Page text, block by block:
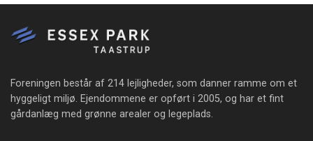
Foreningen består af 214 lejligheder, som danner ramme om et
hyggeligt miljø. Ejendommene er opført i 2005, og har et fint
gårdanlæg med grønne arealer og legeplads.